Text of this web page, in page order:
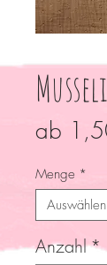
ab
Menge *
Anzahl*